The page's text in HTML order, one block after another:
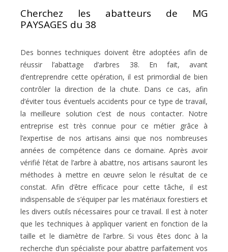
Cherchez les abatteurs de MG
PAYSAGES du 38
Des bonnes techniques doivent être adoptées afin de
réussir l’abattage d’arbres 38. En fait, avant
d’entreprendre cette opération, il est primordial de bien
contrôler la direction de la chute. Dans ce cas, afin
d’éviter tous éventuels accidents pour ce type de travail,
la meilleure solution c’est de nous contacter. Notre
entreprise est très connue pour ce métier grâce à
l’expertise de nos artisans ainsi que nos nombreuses
années de compétence dans ce domaine. Après avoir
vérifié l’état de l’arbre à abattre, nos artisans sauront les
méthodes à mettre en œuvre selon le résultat de ce
constat. Afin d’être efficace pour cette tâche, il est
indispensable de s’équiper par les matériaux forestiers et
les divers outils nécessaires pour ce travail. Il est à noter
que les techniques à appliquer varient en fonction de la
taille et le diamètre de l’arbre. Si vous êtes donc à la
recherche d’un spécialiste pour abattre parfaitement vos